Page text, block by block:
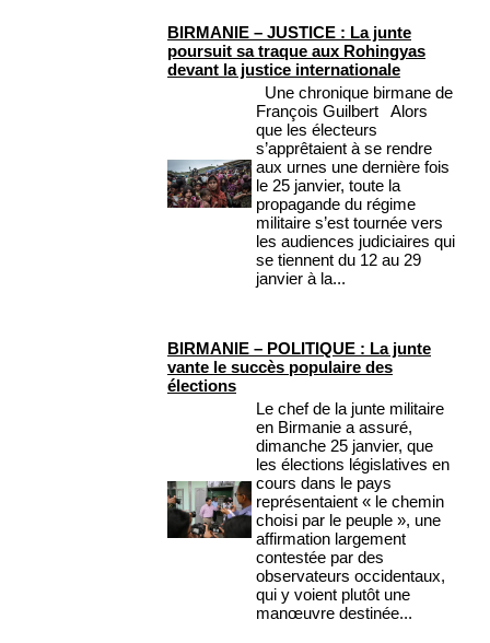
BIRMANIE – JUSTICE : La junte
poursuit sa traque aux Rohingyas
devant la justice internationale
Une chronique birmane de
François Guilbert Alors
que les électeurs
s’apprêtaient à se rendre
aux urnes une dernière fois
le 25 janvier, toute la
propagande du régime
militaire s’est tournée vers
les audiences judiciaires qui
se tiennent du 12 au 29
janvier à la...
BIRMANIE – POLITIQUE : La junte
vante le succès populaire des
élections
Le chef de la junte militaire
en Birmanie a assuré,
dimanche 25 janvier, que
les élections législatives en
cours dans le pays
représentaient « le chemin
choisi par le peuple », une
affirmation largement
contestée par des
observateurs occidentaux,
qui y voient plutôt une
manœuvre destinée...